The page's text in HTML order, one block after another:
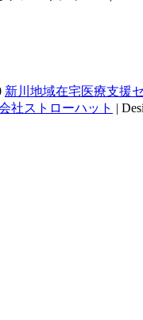
新川地域在宅医療支援
社ストローハット |